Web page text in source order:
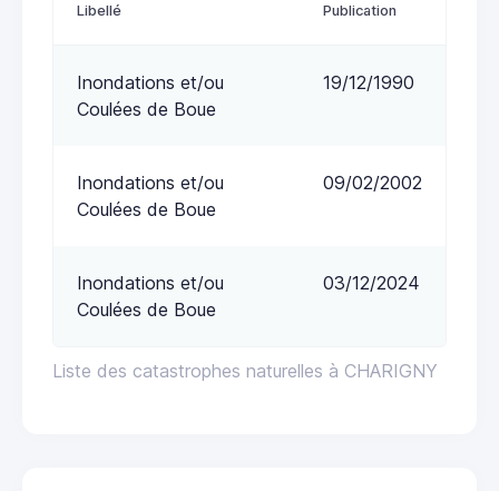
Liste des catastrophes naturelles à CHARIGNY
Libellé Publication
Inondations et/ou
Coulées de Boue
19/12/1990
Inondations et/ou
Coulées de Boue
09/02/2002
Inondations et/ou
Coulées de Boue
03/12/2024